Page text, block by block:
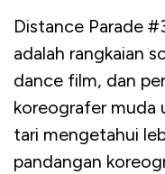
Distance Parade
adalah rangkaian
dance film, dan
koreografer muda
tari mengetahui
pandangan